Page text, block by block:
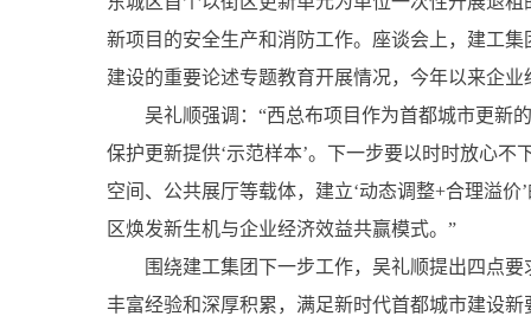
新项目的安全生产和消防工作。座谈会上，建工
建设的重要论述专题教育开展情况，今年以来企
吴礼顺强调：“西总布项目作为首都城市更新的
保护更新提供‘示范样本’。下一步要以时时放心
空间、公共展厅等载体，建立‘动态调整+合理溢
区焕发新生机与企业经济效益共赢模式。”
围绕建工集团下一步工作，吴礼顺提出四点要
丰富经验和深厚积累，满足新时代首都城市建设